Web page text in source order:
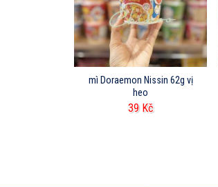
mì Doraemon Nissin 62g vị
heo
39 Kč